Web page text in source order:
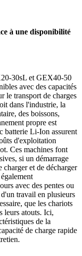
à une disponibilité
30sL et GEX40-50
avec des capacités
le transport de charges
dans l'industrie, la
des boissons,
propre est
batterie Li-Ion assurent
d'exploitation
Ces machines font
si un démarrage
charger et de décharger
avec des pentes ou
travail en plusieurs
que les chariots
leurs atouts. Ici,
de la
de charge rapide